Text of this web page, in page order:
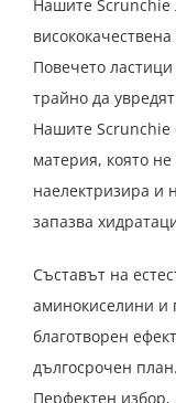
Нашите Scrunchie
Повечето
трайно да
Нашите Scrunchie
материя, която
наелектризира и
запазва
Съставът на
аминокиселини и
благотворен
дългосрочен план.
Перфектен избор,